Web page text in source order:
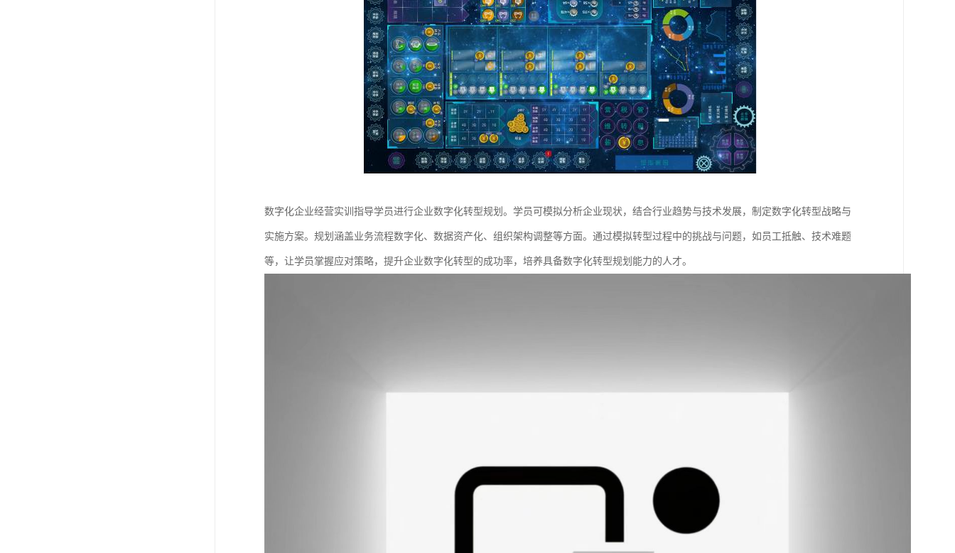
数字化企业经营实训指导学员进行企业数字化转型规划。学员可模拟分析企业现状，结合行业趋势与技术发展，制定数字化转型战略与
实施方案。规划涵盖业务流程数字化、数据资产化、组织架构调整等方面。通过模拟转型过程中的挑战与问题，如员工抵触、技术难题
等，让学员掌握应对策略，提升企业数字化转型的成功率，培养具备数字化转型规划能力的人才。​